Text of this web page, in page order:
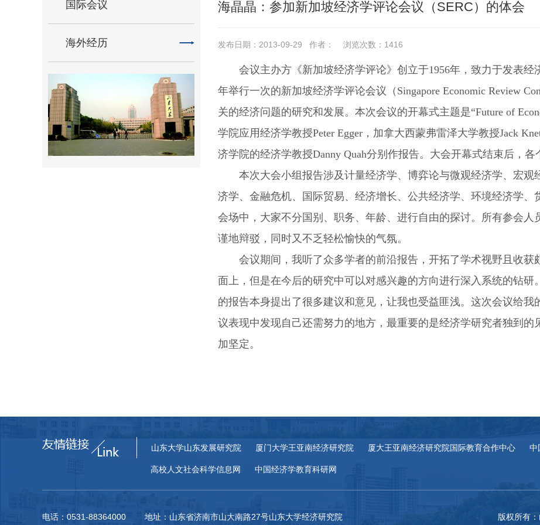
国际会议
海外经历
海晶晶：参加新加坡经济学评论会议（SERC）的体会
发布日期：2013-09-29 作者： 浏览次数： 1416
会议主办方《新加坡经济学评论》创立于1956年，致力于发表
年举行一次的新加坡经济学评论会议（Singapore Economic Review
关的经济问题的研究和发展。本次会议的开幕式主题是“Future of
学院应用经济学教授Peter Egger，加拿大西蒙弗雷泽大学教授Jack
济学院的经济学教授Danny Quah分别作报告。大会开幕式结束后，各
本次大会小组报告涉及计量经济学、博弈论与微观经济学、宏
济学、金融危机、国际贸易、经济增长、公共经济学、环境经济学
会场中，大家不分国别、职务、年龄、进行自由的探讨。所有参会
谨地辩驳，同时又不乏轻松愉快的气氛。
会议期间，我听了众多学者的前沿报告，开拓了学术视野且收
面上，但是在今后的研究中可以对感兴趣的方向进行深入系统的钻
的报告本身提出了很多建议和意见，让我也受益匪浅。这次会议给
议表现中发现自己还需努力的地方，最重要的是经济学研究者独到
加坚定。
山东大学山东发展研究院 厦门大学王亚南经济研究院 厦大王亚南经济研究院国际教育合作中心 中
高校人文社会科学信息网 中国经济学教育科研网
电话：0531-88364000 地址：山东省济南市山大南路27号山东大学经济研究院 版权所有